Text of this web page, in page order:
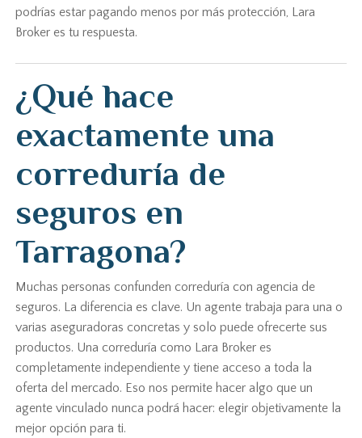
podrías estar pagando menos por más protección, Lara
Broker es tu respuesta.
¿Qué hace
exactamente una
correduría de
seguros en
Tarragona?
Muchas personas confunden correduría con agencia de
seguros. La diferencia es clave. Un agente trabaja para una o
varias aseguradoras concretas y solo puede ofrecerte sus
productos. Una correduría como Lara Broker es
completamente independiente y tiene acceso a toda la
oferta del mercado. Eso nos permite hacer algo que un
agente vinculado nunca podrá hacer: elegir objetivamente la
mejor opción para ti.